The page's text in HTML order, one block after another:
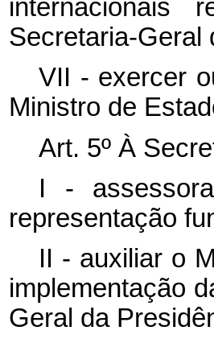
internacionais
Secretaria-Geral
VII - exercer
Ministro de
Art. 5º À
I -
representação
II - auxiliar o
implementação
Geral da